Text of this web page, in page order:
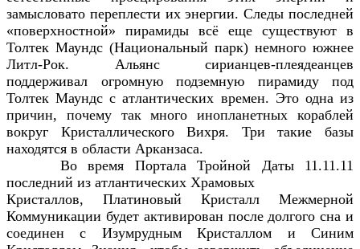
замысловато переплести их энергии. Следы последней
«поверхностной» пирамиды всё еще существуют в
Толтек Маундс (Национальный парк) немного южнее
Литл-Рок. Альянс сирианцев-плеядеанцев
поддерживал огромную подземную пирамиду под
Толтек Маундс с атлантических времен. Это одна из
причин, почему так много инопланетных кораблей
вокруг Кристаллического Вихря. Три такие базы
находятся в области Арканзаса.
Во время Портала Тройной Даты 11.11.11
последний из атлантических Храмовых
Кристаллов, Платиновый Кристалл Межмерной
Коммуникации будет активирован после долгого сна и
соединен с Изумрудным Кристаллом и Синим